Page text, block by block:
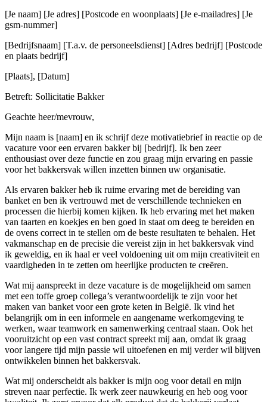
[Je naam] [Je adres] [Postcode en woonplaats] [Je e-mailadres] [Je
gsm-nummer]
[Bedrijfsnaam] [T.a.v. de personeelsdienst] [Adres bedrijf] [Postcode
en plaats bedrijf]
[Plaats], [Datum]
Betreft: Sollicitatie Bakker
Geachte heer/mevrouw,
Mijn naam is [naam] en ik schrijf deze motivatiebrief in reactie op de
vacature voor een ervaren bakker bij [bedrijf]. Ik ben zeer
enthousiast over deze functie en zou graag mijn ervaring en passie
voor het bakkersvak willen inzetten binnen uw organisatie.
Als ervaren bakker heb ik ruime ervaring met de bereiding van
banket en ben ik vertrouwd met de verschillende technieken en
processen die hierbij komen kijken. Ik heb ervaring met het maken
van taarten en koekjes en ben goed in staat om deeg te bereiden en
de ovens correct in te stellen om de beste resultaten te behalen. Het
vakmanschap en de precisie die vereist zijn in het bakkersvak vind
ik geweldig, en ik haal er veel voldoening uit om mijn creativiteit en
vaardigheden in te zetten om heerlijke producten te creëren.
Wat mij aanspreekt in deze vacature is de mogelijkheid om samen
met een toffe groep collega’s verantwoordelijk te zijn voor het
maken van banket voor een grote keten in België. Ik vind het
belangrijk om in een informele en aangename werkomgeving te
werken, waar teamwork en samenwerking centraal staan. Ook het
vooruitzicht op een vast contract spreekt mij aan, omdat ik graag
voor langere tijd mijn passie wil uitoefenen en mij verder wil blijven
ontwikkelen binnen het bakkersvak.
Wat mij onderscheidt als bakker is mijn oog voor detail en mijn
streven naar perfectie. Ik werk zeer nauwkeurig en heb oog voor